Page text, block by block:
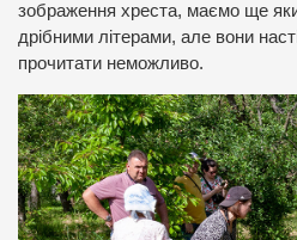
зображення хреста, маємо ще
дрібними літерами, але вони
прочитати неможливо.